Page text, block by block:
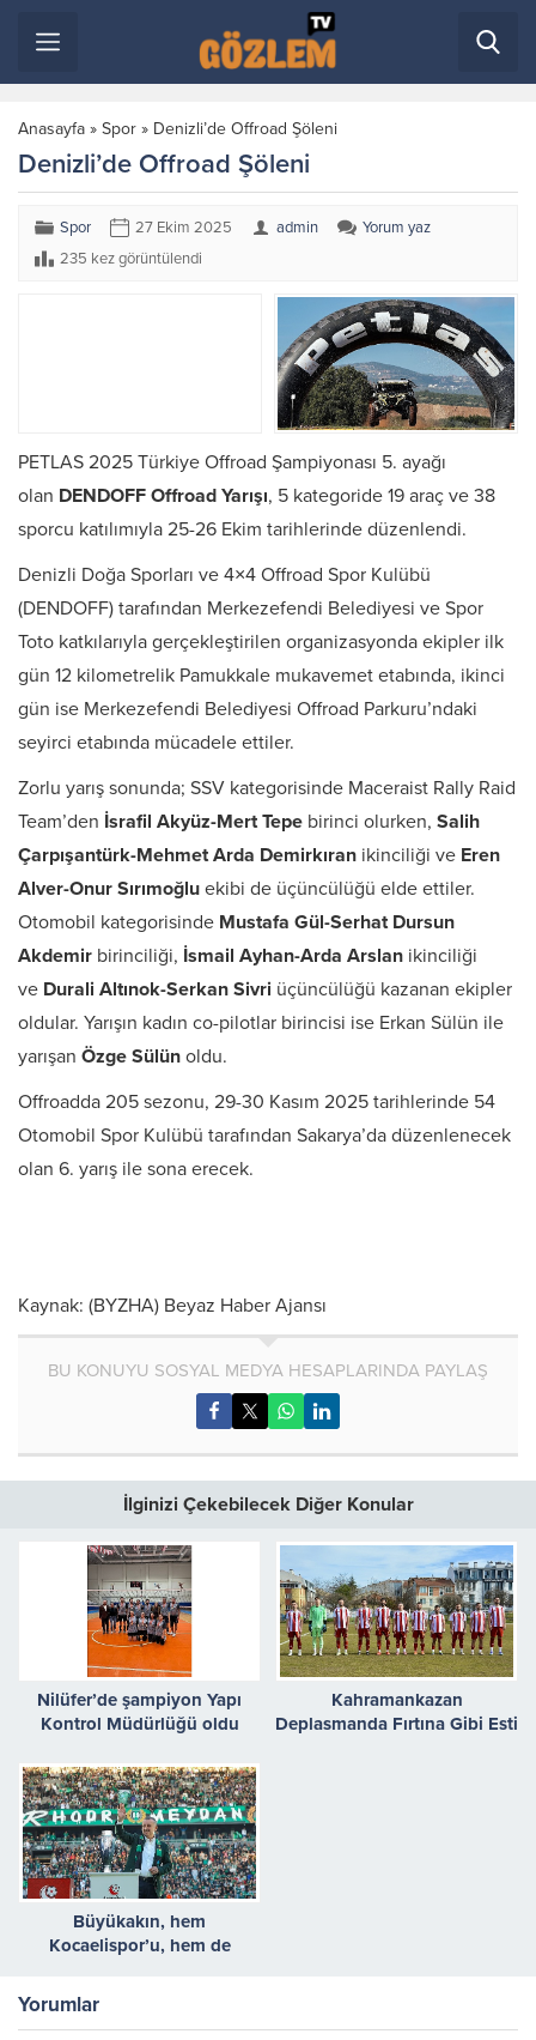
Anasayfa » Spor » Denizli’de Offroad Şöleni
Denizli’de Offroad Şöleni
Spor 27 Ekim 2025 admin
Yorum yaz
235 kez görüntülendi
PETLAS 2025 Türkiye Offroad Şampiyonası 5. ayağı
olan DENDOFF Offroad Yarışı, 5 kategoride 19 araç ve 38
sporcu katılımıyla 25-26 Ekim tarihlerinde düzenlendi.
Denizli Doğa Sporları ve 4×4 Offroad Spor Kulübü
(DENDOFF) tarafından Merkezefendi Belediyesi ve Spor
Toto katkılarıyla gerçekleştirilen organizasyonda ekipler ilk
gün 12 kilometrelik Pamukkale mukavemet etabında, ikinci
gün ise Merkezefendi Belediyesi Offroad Parkuru’ndaki
seyirci etabında mücadele ettiler.
Zorlu yarış sonunda; SSV kategorisinde Maceraist Rally Raid
Team’den İsrafil Akyüz-Mert Tepe birinci olurken, Salih
Çarpışantürk-Mehmet Arda Demirkıran ikinciliği ve Eren
Alver-Onur Sırımoğlu ekibi de üçüncülüğü elde ettiler.
Otomobil kategorisinde Mustafa Gül-Serhat Dursun
Akdemir birinciliği, İsmail Ayhan-Arda Arslan ikinciliği
ve Durali Altınok-Serkan Sivri üçüncülüğü kazanan ekipler
oldular. Yarışın kadın co-pilotlar birincisi ise Erkan Sülün ile
yarışan Özge Sülün oldu.
Offroadda 205 sezonu, 29-30 Kasım 2025 tarihlerinde 54
Otomobil Spor Kulübü tarafından Sakarya’da düzenlenecek
olan 6. yarış ile sona erecek.
Kaynak: (BYZHA) Beyaz Haber Ajansı
BU KONUYU SOSYAL MEDYA HESAPLARINDA PAYLAŞ
İlginizi Çekebilecek Diğer Konular
Nilüfer’de şampiyon Yapı
Kontrol Müdürlüğü oldu
Kahramankazan
Deplasmanda Fırtına Gibi Esti
Büyükakın, hem
Kocaelispor’u, hem de
Yorumlar